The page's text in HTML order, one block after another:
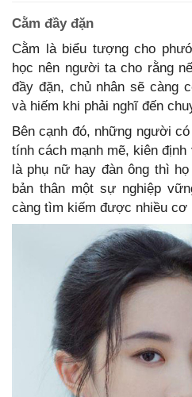
Cằm đầy đặn
Cằm là biểu tượng cho
học nên người ta cho rằng
đầy đặn, chủ nhân sẽ càng
và hiếm khi phải nghĩ đến
Bên cạnh đó, những người
tính cách mạnh mẽ, kiên
là phụ nữ hay đàn ông thì
bản thân một sự nghiệp
càng tìm kiếm được nhiều cơ